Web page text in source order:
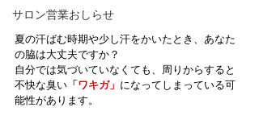
サロン営業おしらせ
夏の汗ばむ時期や少し汗をかいたとき、あなた
の脇は大丈夫ですか？
自分では気づいていなくても、周りからすると
不快な臭い 「ワキガ」 になってしまっている可
能性があります。